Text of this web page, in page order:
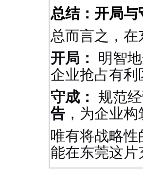
总结：开局
总而言之，
开局：
明智
企业抢占有利
守成： 规范
告，为企业构
唯有将战略
能在东莞这